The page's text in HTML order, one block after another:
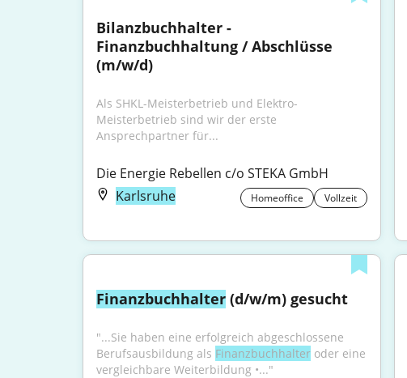
Bilanzbuchhalter -
Finanzbuchhaltung / Abschlüsse
(m/w/d)
Als SHKL-Meisterbetrieb und Elektro-
Meisterbetrieb sind wir der erste
Ansprechpartner für...
Die Energie Rebellen c/o STEKA GmbH
Karlsruhe
Homeoffice Vollzeit
Finanzbuchhalter (d/w/m) gesucht
"...Sie haben eine erfolgreich abgeschlossene
Berufsausbildung als Finanzbuchhalter oder eine
vergleichbare Weiterbildung •..."